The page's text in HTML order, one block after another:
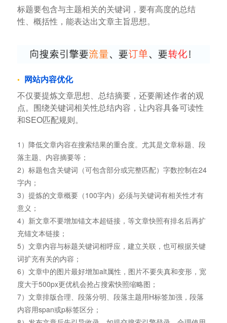
标题要包含与主题相关的关键词，要有高度的总结
性、概括性，能表达出文章主旨思想。
网站内容优化
不仅要提炼文章思想、总结摘要，还要阐述作者的观
点。围绕关键词相关性总结内容，让内容具备可读性
和SEO匹配规则。
1）降低文章内容在搜索结果的重合度。尤其是文章标题、段
落主题、内容摘要等；
2）标题包含关键词（可包含部分或完整匹配）字数控制在24
字内；
3）提炼的文章概要（100字内）必须与关键词有相关性才有
意义；
4）新文章不要增加锚文本超链接，等文章快照有排名后再扩
充锚文本链接；
5）文章内容与标题关键词相呼应，建立关联，也可根据关键
词扩充有关的内容；
6）文章中的图片最好增加alt属性，图片不要失真和变形，宽
度大于500px更优机会抢占搜索快照缩略图；
7）文章排版合理、段落分明、段落主题用H标签加强，段落
内容用span或p标签区分；